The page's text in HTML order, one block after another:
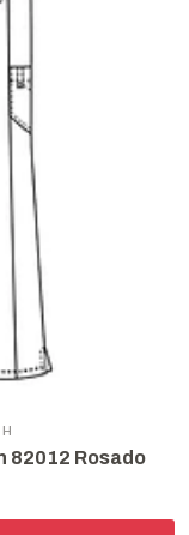
82012 Rosado